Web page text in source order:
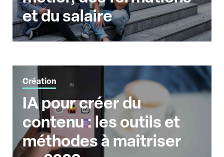
et du salaire
Création
IA pour créer du
contenu : les outils et
méthodes à maîtriser